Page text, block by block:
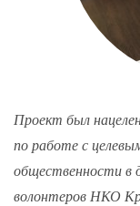
Проект был
по работе с
общественности в
волонтеров НКО